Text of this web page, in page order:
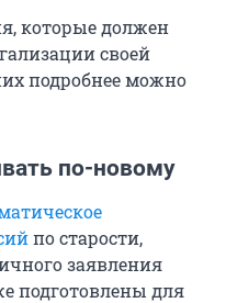
которые должен
своей
подробнее можно
по-новому
по старости,
заявления
подготовлены для